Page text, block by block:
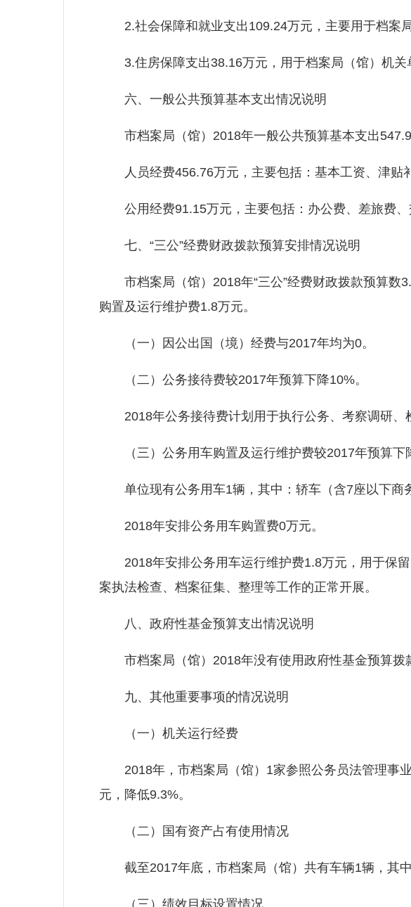
2.社会保障和就业支出109.24万元，主要用于档案局
3.住房保障支出38.16万元，用于档案局（馆）机关
六、一般公共预算基本支出情况说明
市档案局（馆）2018年一般公共预算基本支出
人员经费456.76万元，主要包括：基本工资、津贴
公用经费91.15万元，主要包括：办公费、差旅费、
七、“三公”经费财政拨款预算安排情况说明
市档案局（馆）2018年“三公”经费财政拨款预算数
购置及运行维护费1.8万元。
（一）因公出国（境）经费与2017年均为0。
（二）公务接待费较2017年预算下降10%。
2018年公务接待费计划用于执行公务、考察调研、
（三）公务用车购置及运行维护费较2017年预算下
单位现有公务用车1辆，其中：轿车（含7座以下商
2018年安排公务用车购置费0万元。
2018年安排公务用车运行维护费1.8万元，用于保留
案执法检查、档案征集、整理等工作的正常开展。
八、政府性基金预算支出情况说明
市档案局（馆）2018年没有使用政府性基金预算拨
九、其他重要事项的情况说明
（一）机关运行经费
2018年，市档案局（馆）1家参照公务员法管理事业
元，降低9.3%。
（二）国有资产占有使用情况
截至2017年底，市档案局（馆）共有车辆1辆，其中
（三）绩效目标设置情况